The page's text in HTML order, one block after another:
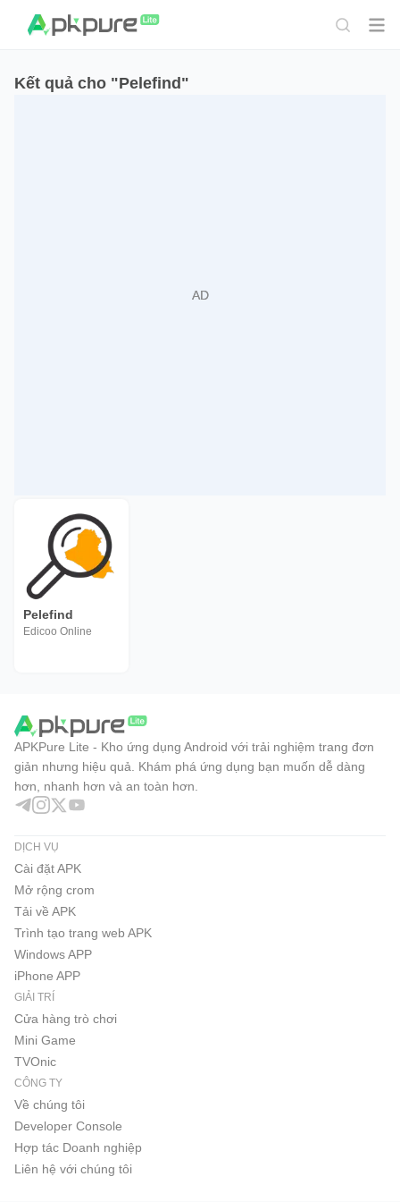
Kết quả cho "Pelefind"
Pelefind
Edicoo Online
APKPure Lite - Kho ứng dụng Android với trải nghiệm trang đơn
giản nhưng hiệu quả. Khám phá ứng dụng bạn muốn dễ dàng
hơn, nhanh hơn và an toàn hơn.
DỊCH VỤ
Cài đặt APK
Mở rộng crom
Tải về APK
Trình tạo trang web APK
Windows APP
iPhone APP
GIẢI TRÍ
Cửa hàng trò chơi
Mini Game
TVOnic
CÔNG TY
Về chúng tôi
Developer Console
Hợp tác Doanh nghiệp
Liên hệ với chúng tôi